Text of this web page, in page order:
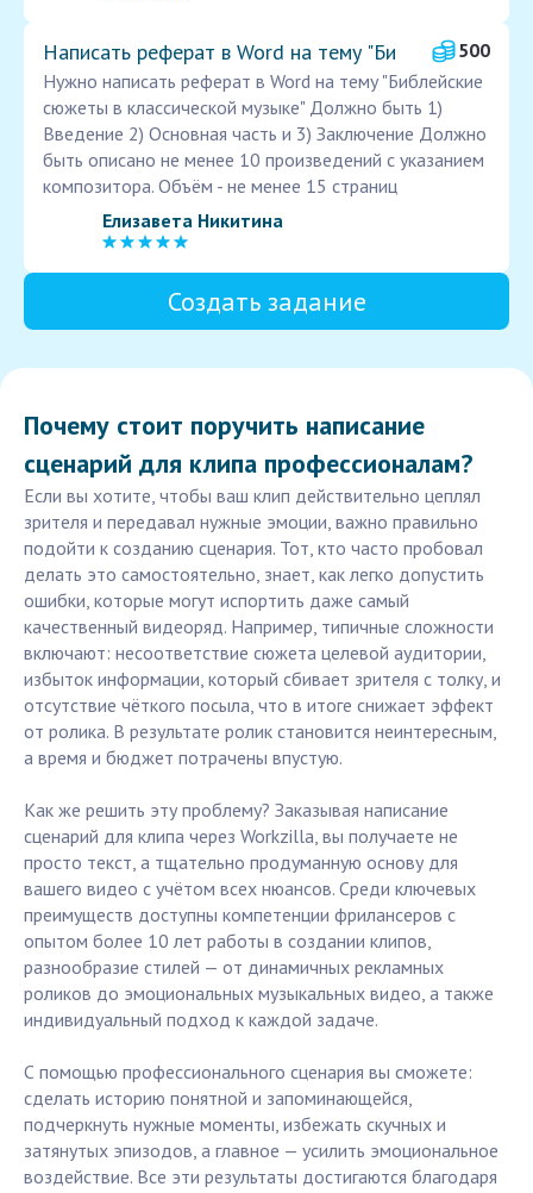
Написать реферат в Word на тему "Би
500
Нужно написать реферат в Word на тему "Библейские
сюжеты в классической музыке" Должно быть 1)
Введение 2) Основная часть и 3) Заключение Должно
быть описано не менее 10 произведений с указанием
композитора. Объём - не менее 15 страниц
Елизавета Никитина
Создать задание
Почему стоит поручить написание
сценарий для клипа профессионалам?
Если вы хотите, чтобы ваш клип действительно цеплял
зрителя и передавал нужные эмоции, важно правильно
подойти к созданию сценария. Тот, кто часто пробовал
делать это самостоятельно, знает, как легко допустить
ошибки, которые могут испортить даже самый
качественный видеоряд. Например, типичные сложности
включают: несоответствие сюжета целевой аудитории,
избыток информации, который сбивает зрителя с толку, и
отсутствие чёткого посыла, что в итоге снижает эффект
от ролика. В результате ролик становится неинтересным,
а время и бюджет потрачены впустую.
Как же решить эту проблему? Заказывая написание
сценарий для клипа через Workzilla, вы получаете не
просто текст, а тщательно продуманную основу для
вашего видео с учётом всех нюансов. Среди ключевых
преимуществ доступны компетенции фрилансеров с
опытом более 10 лет работы в создании клипов,
разнообразие стилей — от динамичных рекламных
роликов до эмоциональных музыкальных видео, а также
индивидуальный подход к каждой задаче.
С помощью профессионального сценария вы сможете:
сделать историю понятной и запоминающейся,
подчеркнуть нужные моменты, избежать скучных и
затянутых эпизодов, а главное — усилить эмоциональное
воздействие. Все эти результаты достигаются благодаря